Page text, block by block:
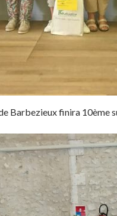
Barbezieux finira 10ème